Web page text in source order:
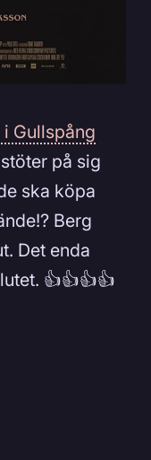
Gullspång
på sig
ska köpa
Berg
Det enda
👍👍👍👍